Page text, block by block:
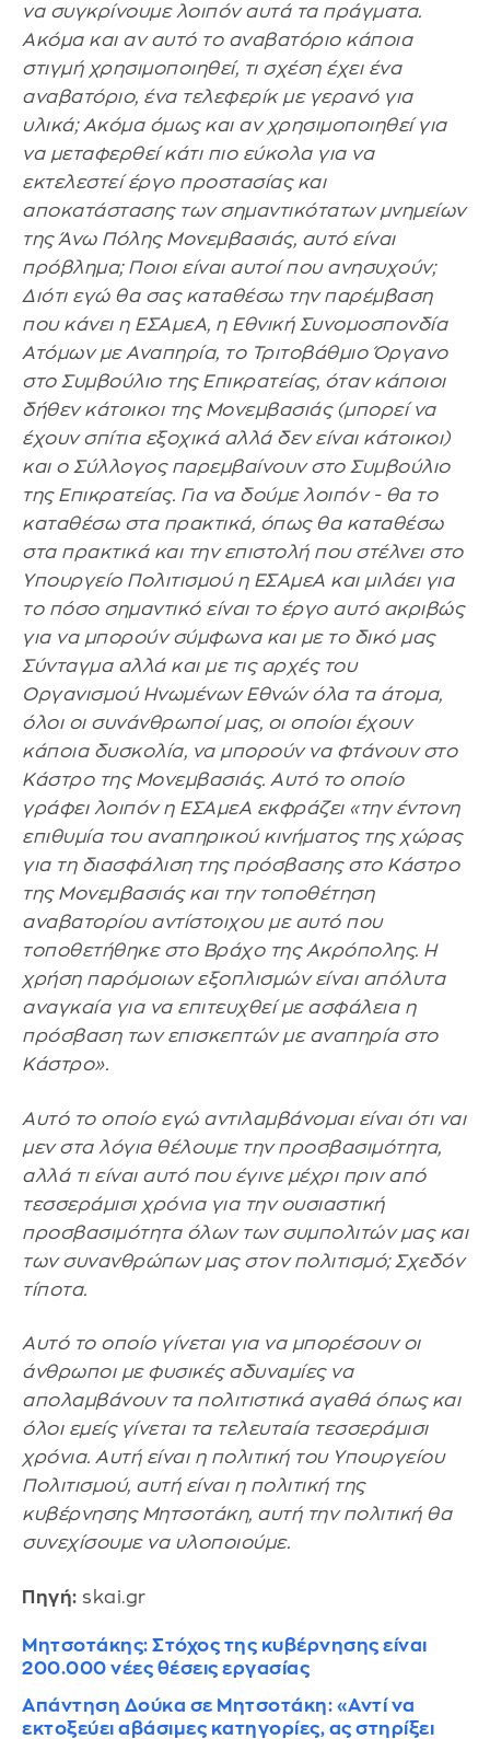
να συγκρίνουμε λοιπόν αυτά τα πράγματα.
Ακόμα και αν αυτό το αναβατόριο κάποια
στιγμή χρησιμοποιηθεί, τι σχέση έχει ένα
αναβατόριο, ένα τελεφερίκ με γερανό για
υλικά; Ακόμα όμως και αν χρησιμοποιηθεί για
να μεταφερθεί κάτι πιο εύκολα για να
εκτελεστεί έργο προστασίας και
αποκατάστασης των σημαντικότατων μνημείων
της Άνω Πόλης Μονεμβασιάς, αυτό είναι
πρόβλημα; Ποιοι είναι αυτοί που ανησυχούν;
Διότι εγώ θα σας καταθέσω την παρέμβαση
που κάνει η ΕΣΑμεΑ, η Εθνική Συνομοσπονδία
Ατόμων με Αναπηρία, το Τριτοβάθμιο Όργανο
στο Συμβούλιο της Επικρατείας, όταν κάποιοι
δήθεν κάτοικοι της Μονεμβασιάς (μπορεί να
έχουν σπίτια εξοχικά αλλά δεν είναι κάτοικοι)
και ο Σύλλογος παρεμβαίνουν στο Συμβούλιο
της Επικρατείας. Για να δούμε λοιπόν - θα το
καταθέσω στα πρακτικά, όπως θα καταθέσω
στα πρακτικά και την επιστολή που στέλνει στο
Υπουργείο Πολιτισμού η ΕΣΑμεΑ και μιλάει για
το πόσο σημαντικό είναι το έργο αυτό ακριβώς
για να μπορούν σύμφωνα και με το δικό μας
Σύνταγμα αλλά και με τις αρχές του
Οργανισμού Ηνωμένων Εθνών όλα τα άτομα,
όλοι οι συνάνθρωποί μας, οι οποίοι έχουν
κάποια δυσκολία, να μπορούν να φτάνουν στο
Κάστρο της Μονεμβασιάς. Αυτό το οποίο
γράφει λοιπόν η ΕΣΑμεΑ εκφράζει «την έντονη
επιθυμία του αναπηρικού κινήματος της χώρας
για τη διασφάλιση της πρόσβασης στο Κάστρο
της Μονεμβασιάς και την τοποθέτηση
αναβατορίου αντίστοιχου με αυτό που
τοποθετήθηκε στο Βράχο της Ακρόπολης. Η
χρήση παρόμοιων εξοπλισμών είναι απόλυτα
αναγκαία για να επιτευχθεί με ασφάλεια η
πρόσβαση των επισκεπτών με αναπηρία στο
Κάστρο».
Αυτό το οποίο εγώ αντιλαμβάνομαι είναι ότι ναι
μεν στα λόγια θέλουμε την προσβασιμότητα,
αλλά τι είναι αυτό που έγινε μέχρι πριν από
τεσσεράμισι χρόνια για την ουσιαστική
προσβασιμότητα όλων των συμπολιτών μας και
των συνανθρώπων μας στον πολιτισμό; Σχεδόν
τίποτα.
Αυτό το οποίο γίνεται για να μπορέσουν οι
άνθρωποι με φυσικές αδυναμίες να
απολαμβάνουν τα πολιτιστικά αγαθά όπως και
όλοι εμείς γίνεται τα τελευταία τεσσεράμισι
χρόνια. Αυτή είναι η πολιτική του Υπουργείου
Πολιτισμού, αυτή είναι η πολιτική της
κυβέρνησης Μητσοτάκη, αυτή την πολιτική θα
συνεχίσουμε να υλοποιούμε.
Πηγή: skai.gr
Μητσοτάκης: Στόχος της κυβέρνησης είναι
200.000 νέες θέσεις εργασίας
Απάντηση Δούκα σε Μητσοτάκη: «Αντί να
εκτοξεύει αβάσιμες κατηγορίες, ας στηρίξει